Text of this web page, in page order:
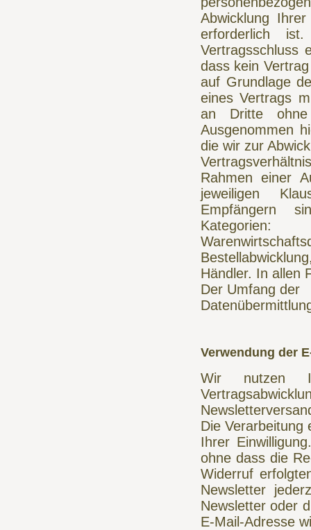
Abwicklung
erforderlich
Vertragsschluss
dass kein
auf Grundlage
eines Vertrags
an Dritte ohne
Ausgenommen
die wir zur
Rahmen einer
jeweiligen
Empfängern
Kategorien:
Händler. In allen
Der Umfang der
Verwendung der
Wir nutzen
Die
Ihrer
ohne dass die
Widerruf
Newsletter
Newsletter oder
E-Mail-Adresse